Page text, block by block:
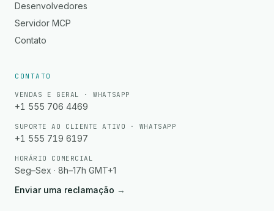
Desenvolvedores
Servidor MCP
Contato
CONTATO
VENDAS E GERAL · WHATSAPP
+1 555 706 4469
SUPORTE AO CLIENTE ATIVO · WHATSAPP
+1 555 719 6197
HORÁRIO COMERCIAL
Seg–Sex · 8h–17h GMT+1
Enviar uma reclamação →